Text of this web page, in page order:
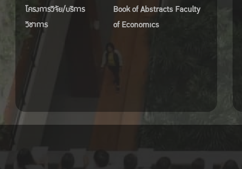
โครงการวิจัย/บริการ
วิชาการ
Book of Abstracts Faculty
of Economics